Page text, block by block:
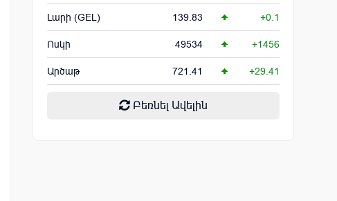
Լարի (GEL) 139.83 +0.1
Ոսկի 49534 +1456
Արծաթ 721.41 +29.41
Բեռնել Ավելին